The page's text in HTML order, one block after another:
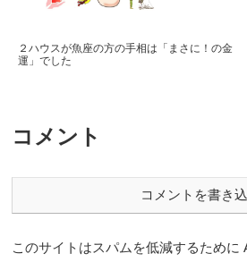
２ハウスが魚座の方の手相は「まさに！の金
運」でした
コメント
コメントを書き
このサイトはスパムを低減するために